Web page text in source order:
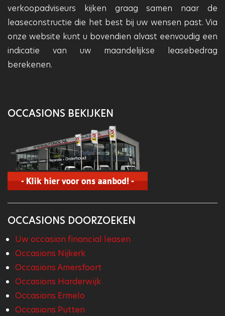
verkoopadviseurs kijken graag samen naar de
leaseconstructie die het best bij uw wensen past. Via
onze website kunt u bovendien alvast eenvoudig een
indicatie van uw maandelijkse leasebedrag
berekenen.
OCCASIONS BEKIJKEN
OCCASIONS DOORZOEKEN
Uw occasion financial leasen
Occasions Nijkerk
Occasions Amersfoort
Occasions Harderwijk
Occasions Ermelo
Occasions Putten